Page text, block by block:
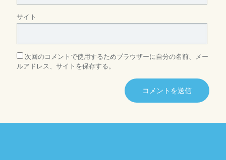
サイト
次回のコメントで使用するためブラウザーに自分の名前、メー
ルアドレス、サイトを保存する。